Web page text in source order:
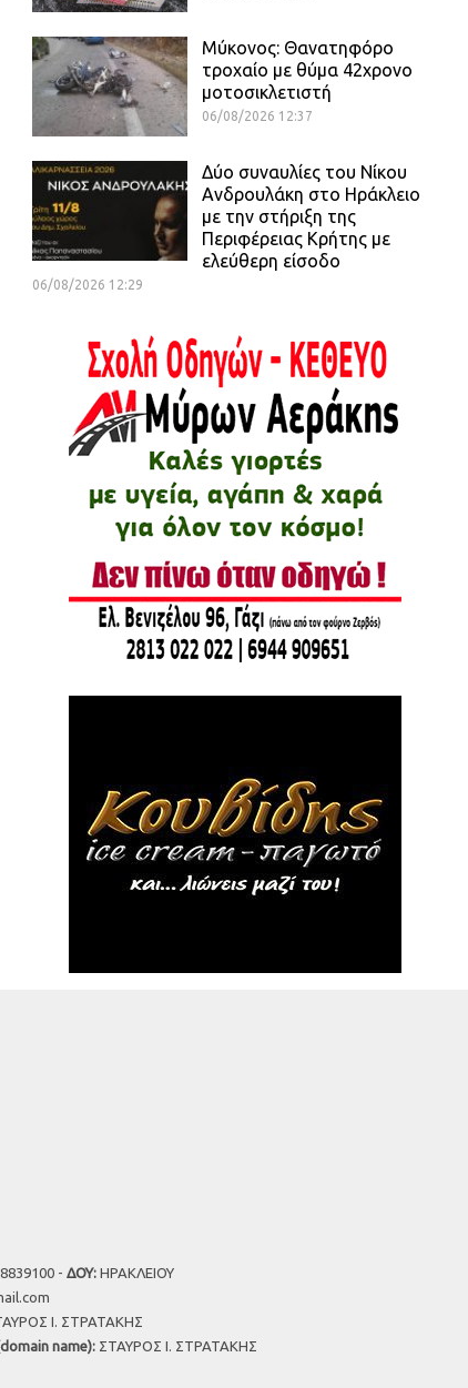
Μύκονος: Θανατηφόρο
τροχαίο με θύμα 42χρονο
μοτοσικλετιστή
06/08/2026 12:37
Δύο συναυλίες του Νίκου
Ανδρουλάκη στο Ηράκλειο
με την στήριξη της
Περιφέρειας Κρήτης με
ελεύθερη είσοδο
06/08/2026 12:29
- ΔΟΥ: ΗΡΑΚΛΕΙΟΥ
Ι. ΣΤΡΑΤΑΚΗΣ
name): ΣΤΑΥΡΟΣ Ι. ΣΤΡΑΤΑΚΗΣ